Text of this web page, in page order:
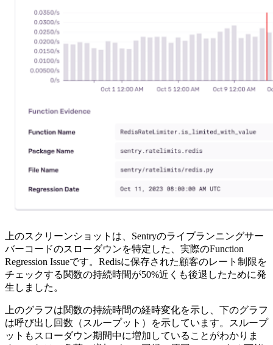
上のスクリーンショットは、Sentryのライブランニングサー
バーコードのスローダウンを特定した、実際のFunction
Regression Issueです。Redisに保存された顧客のレート制限を
チェックする関数の持続時間が50%近くも後退したために発
生しました。
上のグラフは関数の持続時間の経時変化を示し、下のグラフ
は呼び出し回数（スループット）を示しています。スループ
ットもスローダウン期間中に増加していることがわかりま